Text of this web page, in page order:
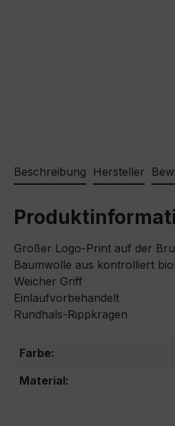
Beschreibung Hersteller
Großer Logo-Print auf der
Baumwolle aus kontrolliert
Weicher Griff
Einlaufvorbehandelt
Rundhals-Rippkragen
Farbe:
Material: